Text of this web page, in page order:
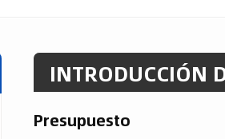
INTRODUCCIÓN
Presupuesto